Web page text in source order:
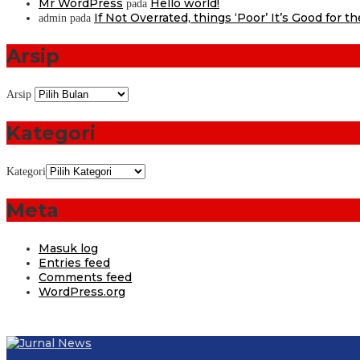
Mr WordPress pada Hello world!
admin pada If Not Overrated, things ‘Poor’ It’s Good for
Arsip
Arsip
Kategori
Kategori
Meta
Masuk log
Entries feed
Comments feed
WordPress.org